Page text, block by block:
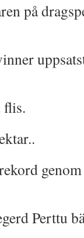
på
flis.
Perttu